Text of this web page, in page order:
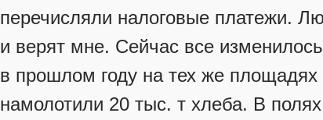
перечисляли налоговые платежи.
и верят мне. Сейчас все
в прошлом году на тех же
намолотили 20 тыс. т хлеба. В